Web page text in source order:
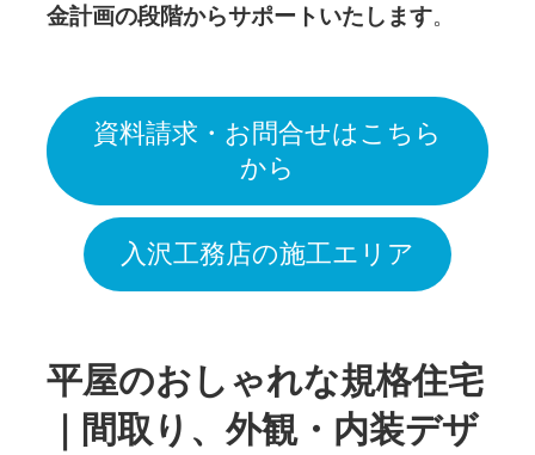
金計画の段階からサポートいたします。
資料請求・お問合せはこちら
から
入沢工務店の施工エリア
平屋のおしゃれな規格住宅
｜間取り、外観・内装デザ